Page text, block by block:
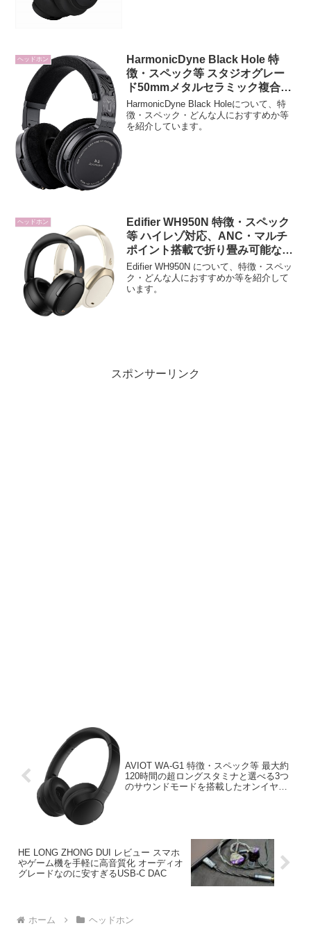
ヘッドホン
HarmonicDyne Black Hole 特
徴・スペック等 スタジオグレー
ド50mmメタルセラミック複合ダ
イナミックヘッドホン
HarmonicDyne Black Holeについて、特
徴・スペック・どんな人におすすめか等
を紹介しています。
ヘッドホン
Edifier WH950N 特徴・スペック
等 ハイレゾ対応、ANC・マルチ
ポイント搭載で折り畳み可能なワ
イヤレスヘッドホン
Edifier WH950N について、特徴・スペッ
ク・どんな人におすすめか等を紹介して
います。
スポンサーリンク
AVIOT WA-G1 特徴・スペック等 最大約
120時間の超ロングスタミナと選べる3つ
のサウンドモードを搭載したオンイヤー
HE LONG ZHONG DUI レビュー スマホ
やゲーム機を手軽に高音質化 オーディオ
グレードなのに安すぎるUSB-C DAC
ホーム ヘッドホン